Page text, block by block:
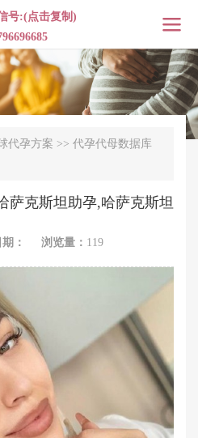
号:(点击复制)
代孕方案 >> 代孕代母数据库
萨克斯坦助孕,哈萨克斯坦
： 浏览量： 119